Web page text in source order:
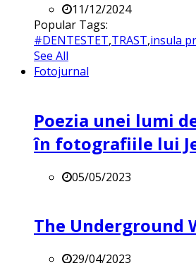
11/12/2024
Popular Tags:
#DENTESTET,TRAST,insula
See All
Fotojurnal
Poezia unei lumi
în fotografiile lui
05/05/2023
The Underground
29/04/2023